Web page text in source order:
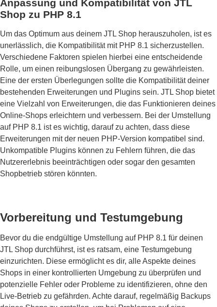
Anpassung und Kompatibilität von JTL
Shop zu PHP 8.1
Um das Optimum aus deinem JTL Shop herauszuholen, ist es
unerlässlich, die Kompatibilität mit PHP 8.1 sicherzustellen.
Verschiedene Faktoren spielen hierbei eine entscheidende
Rolle, um einen reibungslosen Übergang zu gewährleisten.
Eine der ersten Überlegungen sollte die Kompatibilität deiner
bestehenden Erweiterungen und Plugins sein. JTL Shop bietet
eine Vielzahl von Erweiterungen, die das Funktionieren deines
Online-Shops erleichtern und verbessern. Bei der Umstellung
auf PHP 8.1 ist es wichtig, darauf zu achten, dass diese
Erweiterungen mit der neuen PHP-Version kompatibel sind.
Unkompatible Plugins können zu Fehlern führen, die das
Nutzererlebnis beeinträchtigen oder sogar den gesamten
Shopbetrieb stören könnten.
Vorbereitung und Testumgebung
Bevor du die endgültige Umstellung auf PHP 8.1 für deinen
JTL Shop durchführst, ist es ratsam, eine Testumgebung
einzurichten. Diese ermöglicht es dir, alle Aspekte deines
Shops in einer kontrollierten Umgebung zu überprüfen und
potenzielle Fehler oder Probleme zu identifizieren, ohne den
Live-Betrieb zu gefährden. Achte darauf, regelmäßig Backups